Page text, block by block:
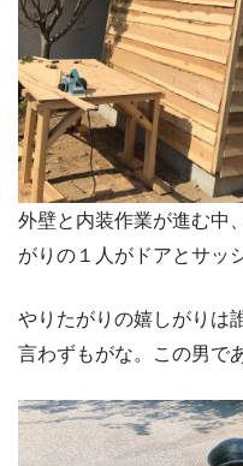
外壁と内装作業が進む中
がりの１人がドアとサッ
やりたがりの嬉しがりは
言わずもがな。この男で